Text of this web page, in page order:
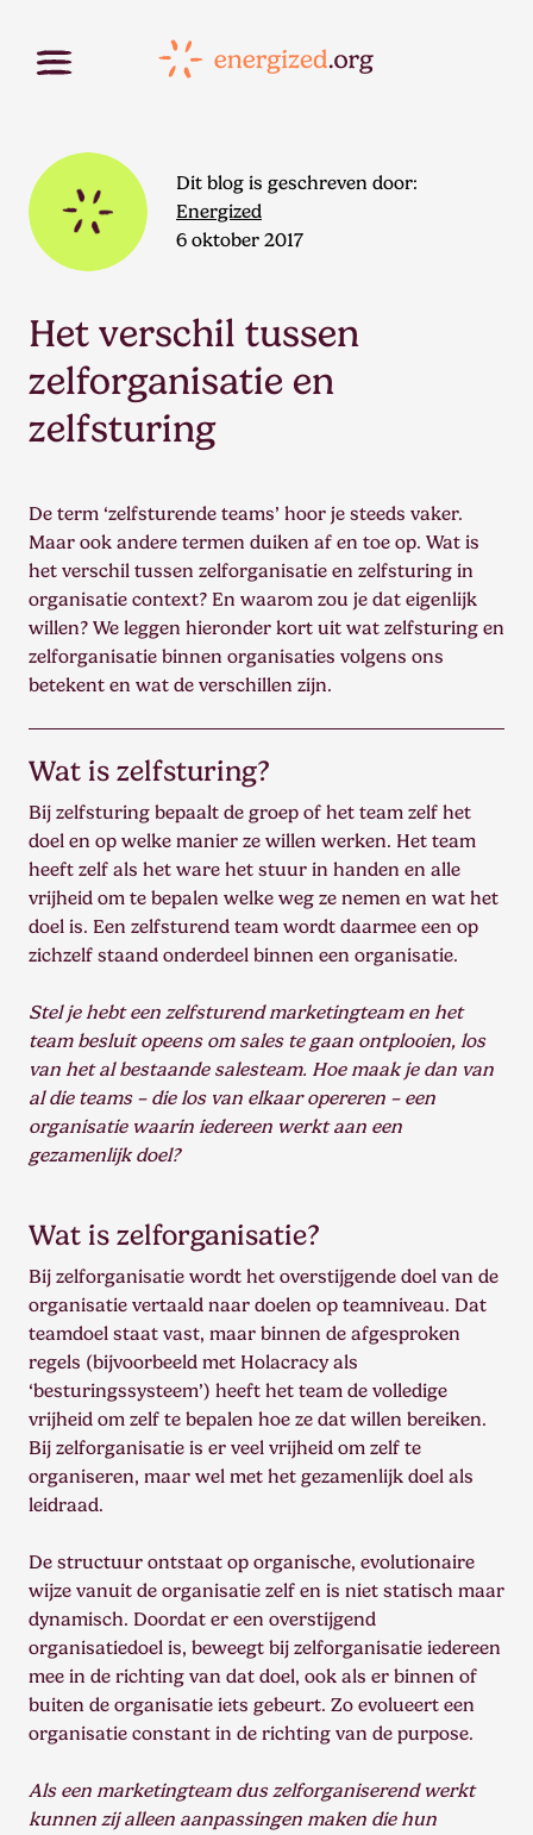
Dit blog is geschreven door:
Energized
6 oktober 2017
Het verschil tussen
zelforganisatie en
zelfsturing
De term ‘zelfsturende teams’ hoor je steeds vaker.
Maar ook andere termen duiken af en toe op. Wat is
het verschil tussen zelforganisatie en zelfsturing in
organisatie context? En waarom zou je dat eigenlijk
willen? We leggen hieronder kort uit wat zelfsturing en
zelforganisatie binnen organisaties volgens ons
betekent en wat de verschillen zijn.
Wat is zelfsturing?
Bij zelfsturing bepaalt de groep of het team zelf het
doel en op welke manier ze willen werken. Het team
heeft zelf als het ware het stuur in handen en alle
vrijheid om te bepalen welke weg ze nemen en wat het
doel is. Een zelfsturend team wordt daarmee een op
zichzelf staand onderdeel binnen een organisatie.
Stel je hebt een zelfsturend marketingteam en het
team besluit opeens om sales te gaan ontplooien, los
van het al bestaande salesteam. Hoe maak je dan van
al die teams – die los van elkaar opereren – een
organisatie waarin iedereen werkt aan een
gezamenlijk doel?
Wat is zelforganisatie?
Bij zelforganisatie wordt het overstijgende doel van de
organisatie vertaald naar doelen op teamniveau. Dat
teamdoel staat vast, maar binnen de afgesproken
regels (bijvoorbeeld met Holacracy als
‘besturingssysteem’) heeft het team de volledige
vrijheid om zelf te bepalen hoe ze dat willen bereiken.
Bij zelforganisatie is er veel vrijheid om zelf te
organiseren, maar wel met het gezamenlijk doel als
leidraad.
De structuur ontstaat op organische, evolutionaire
wijze vanuit de organisatie zelf en is niet statisch maar
dynamisch. Doordat er een overstijgend
organisatiedoel is, beweegt bij zelforganisatie iedereen
mee in de richting van dat doel, ook als er binnen of
buiten de organisatie iets gebeurt. Zo evolueert een
organisatie constant in de richting van de purpose.
Als een marketingteam dus zelforganiserend werkt
kunnen zij alleen aanpassingen maken die hun